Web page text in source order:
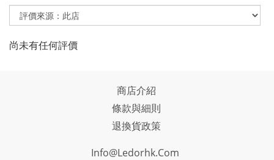
尚未有任何評價
商店介紹
條款與細則
退換貨政策
Info@ledorhk.com